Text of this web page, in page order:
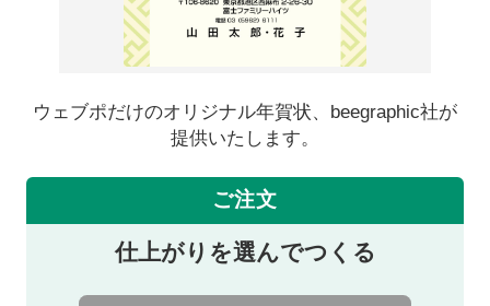
ウェブポだけのオリジナル年賀状、beegraphic社が
提供いたします。
ご注文
仕上がりを選んでつくる